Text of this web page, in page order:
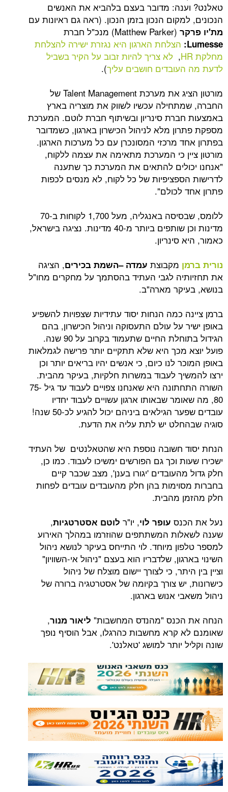
מדובר בעצם בלהביא את האנשים
הנכון בזמן הנכון. (ראה גם ראיונות עם
(Matthew Parker) מנכ"ל חברת
הצלחת הארגון היא נגזרת ישירה להצלחת
,לא צריך להיות זבוב על הקיר בשביל
חושבים עליך).
מורטון הציג את מערכת Talent Management של
עכשיו לשווק את מוצריה בארץ
סינריון ובשיתוף חברת לוטם. המערכת
מלא לניהול הכישרון בארגון, כשמדובר
מרכזי המסונכרן עם כל מערכות הארגון.
כי המערכת מתאימה את עצמה ללקוח,
להתאים את המערכת כך שתענה
של כל לקוח, לא מנסים לכפות
לכולם".
ללומס, שבסיסה באנגליה, מעל 1,700 לקוחות ב-70
מדינות וכן שותפים ביותר מ-40 מדינות. נציגה בישראל,
מקבוצתעמדה –השמת בכירים, הציגה
לגבי העתיד בהסתמך על מחקרים מחו"ל
מארה"ב.
כמה הנחות יסוד עתידיות שצפויות להשפיע
על עולם התעסוקה וניהול הכישרון, בהם
הגידול בתוחלת החיים שתעמוד בקרוב על 90 שנה.
מכך היא שלא תתקיים יותר פרישה לגמלאות
לנו כיום, כי אנשים יהיו בריאים יותר וכן
לעבוד במשרות חלקיות, בעיקר מהבית.
השורה התחתונה היא שאנחנו צפויים לעבוד עד גיל 75-
שבאותו ארגון עשויים לעבוד יחדיו
עובדים שפער הגילאים ביניהם יכול להגיע לכ-50 שנה!
יש לתת עליה את הדעת.
חשובה נוספת היא שהטאלנטים של העתיד
וכך גם הפורשים ימשיכו לעבוד. כמו כן,
'יגורו בענן', מצב שכבר קיים
בהן חלק מהעובדים עובדים לפחות
מהבית.
עופר לוי, יו"רלוטם אסטרטגיות,
המשתתפים שהוזרמו במהלך האירוע
מיוחד. לוי התייחס בעיקר לנושא ניהול
שלדבריו הוא בעצם "ניהול אי-השוויון"
כי לצורך יישום מוצלח של ניהול
יש צורך בקיומה של אסטרטגיה ברורה של
אנוש בארגון.
"מהנדס המחשבות"ליאור מנור ,
קרא מחשבות כהרגלו, אבל הוסיף נופך
יותר למושג 'טאלנט'.